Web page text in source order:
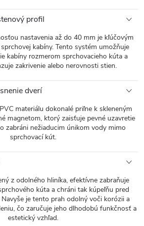
profil
nastavenia až do 40 mm je kľúčovým
kabíny. Tento systém umožňuje
kabíny rozmerom sprchovacieho kúta a
zakrivenie alebo nerovnosti stien.
dverí
materiálu dokonalé priľne k skleneným
magnetom, ktorý zaisťuje pevné uzavretie
zabráni nežiaducim únikom vody mimo
sprchovací kút.
z odolného hliníka, efektívne zabraňuje
kúta a chráni tak kúpeľňu pred
je tento prah odolný voči korózii a
čo zaručuje jeho dlhodobú funkčnosť a
estetický vzhľad.